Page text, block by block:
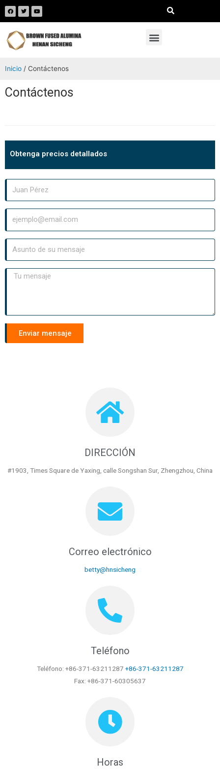
Inicio / Contáctenos
Contáctenos
Obtenga precios detallados
Enviar mensaje
DIRECCIÓN
#1903, Times Square de Yaxing, calle Songshan Sur, Zhengzhou, China
Correo electrónico
betty@hnsicheng
Teléfono
Teléfono: +86-371-63211287 +86-371-63211287
Fax: +86-371-60305637
Horas